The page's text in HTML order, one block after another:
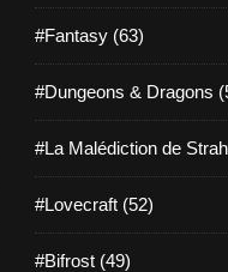
#Fantasy (63)
#Dungeons & Dragons
#La Malédiction de
#Lovecraft (52)
#Bifrost (49)